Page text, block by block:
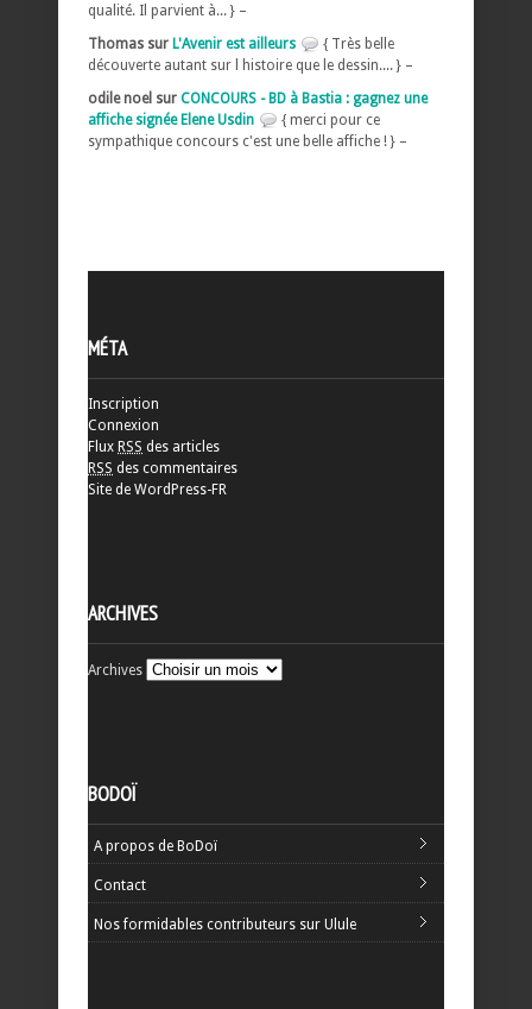
qualité. Il parvient à... } –
Thomas sur L'Avenir est ailleurs
{ Très belle
découverte autant sur l histoire que le dessin.... } –
odile noel sur CONCOURS - BD à Bastia : gagnez une
affiche signée Elene Usdin
{ merci pour ce
sympathique concours c'est une belle affiche ! } –
MÉTA
Inscription
Connexion
Flux RSS des articles
RSS des commentaires
Site de WordPress-FR
ARCHIVES
Archives
BODOÏ
A propos de BoDoï
Contact
Nos formidables contributeurs sur Ulule